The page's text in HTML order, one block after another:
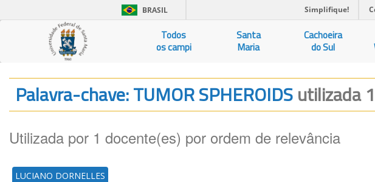
BRASIL Simplifique!
Todos
os campi
Santa
Maria
Cachoeira
do Sul
Palavra-chave: TUMOR SPHEROIDSutilizada
Utilizada por 1 docente(es) por ordem de relevância
LUCIANO DORNELLES